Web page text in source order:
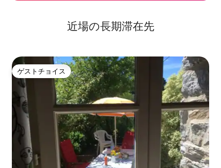
近場の長期滞在先
ゲストチョイス
ゲストチョイス